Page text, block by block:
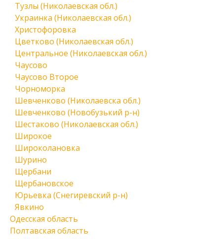
Тузлы (Николаевская обл.)
Украинка (Николаевская обл.)
Христофоровка
Цветково (Николаевская обл.)
Центральное (Николаевская обл.)
Чаусово
Чаусово Второе
Чорноморка
Шевченково (Николаевска обл.)
Шевченково (Новобузький р-н)
Шестаково (Николаевская обл.)
Широкое
Широколановка
Шурино
Щербани
Щербановское
Юрьевка (Снегиревский р-н)
Явкино
Одесская область
Полтавская область